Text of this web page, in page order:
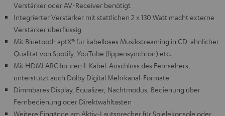
Verstärker oder AV-Receiver benötigt
Integrierter Verstärker mit stattlichen 2 x 130 Watt macht externe
Verstärker überflüssig
Mit Bluetooth aptX® für kabelloses Musikstreaming in CD-ähnlicher
Qualität von Spotify, YouTube (lippensynchron) etc.
Mit HDMI ARC für den 1-Kabel-Anschluss des Fernsehers,
unterstützt auch Dolby Digital Mehrkanal-Formate
Dimmbares Display, Equalizer, Nachtmodus, Bedienung über
Fernbedienung oder Direktwahltasten
Weitere Eingänge am Aktiv-Lautsprecher für Spielekonsole oder